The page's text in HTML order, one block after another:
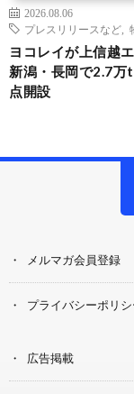
2026.08.06
プレスリリースなど
ヨコレイが上信越エ
新潟・長岡で2.7万
点開設
メルマガ会員登録
プライバシーポリシ
広告掲載